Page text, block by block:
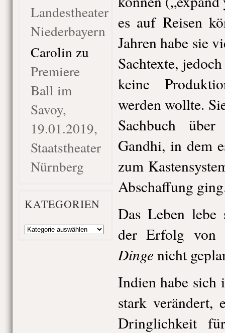
Landestheater
Niederbayern
Carolin zu
Premiere
Ball im
Savoy,
19.01.2019,
Staatstheater
Nürnberg
KATEGORIEN
Kategorien
es auf Reisen
Jahren habe sie
Sachtexte,
keine
werden wollte.
Sachbuch
Gandhi, in dem
zum
Abschaffung
Das Leben lebe
der Erfolg von
Dinge nicht
Indien habe sich
stark verändert,
Dringlichkeit